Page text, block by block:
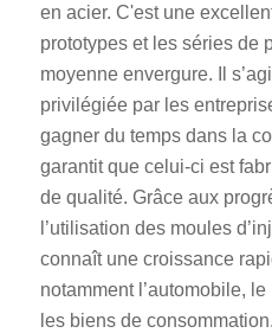
en acier. C'est une
prototypes et les séries de
moyenne envergure. Il
privilégiée par les
gagner du temps dans la
garantit que celui-ci est
de qualité. Grâce aux
l’utilisation des moules
connaît une croissance
notamment l’automobile,
les biens de consommation.